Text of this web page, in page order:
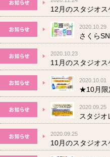
12月のスタジオ
2020.10.29
さくら
2020.10.23
11月のスタジオ
2020.10.01
★10月限
2020.09.25
スタジオ
2020.09.25
10月のスタジオ